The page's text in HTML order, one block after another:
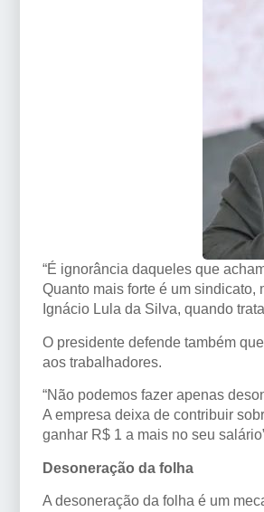
“É ignorância daqueles que
Quanto mais forte é um sindicato,
Ignácio Lula da Silva, quando
O presidente defende também
aos trabalhadores.
“Não podemos fazer apenas
A empresa deixa de contribuir
ganhar R$ 1 a mais no seu
Desoneração da folha
A desoneração da folha é um